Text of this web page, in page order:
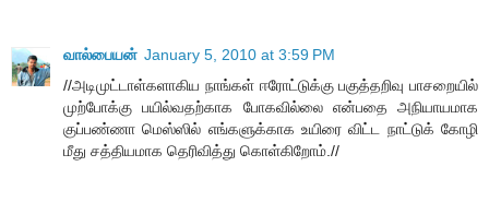
வால்பையன் January 5, 2010 at 3:59 PM
//அடிமுட்டாள்களாகிய நாங்கள் ஈரோட்டுக்கு பகுத்தறிவு பாசறையில்
முற்போக்கு பயில்வதற்காக போகவில்லை என்பதை அநியாயமாக
குப்பண்ணா மெஸ்ஸில் எங்களுக்காக உயிரை விட்ட நாட்டுக் கோழி
மீது சத்தியமாக தெரிவித்து கொள்கிறோம்.//